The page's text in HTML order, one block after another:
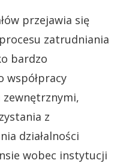
przejawia się
zatrudniania
bardzo
współpracy
z
działalności
wobec instytucji